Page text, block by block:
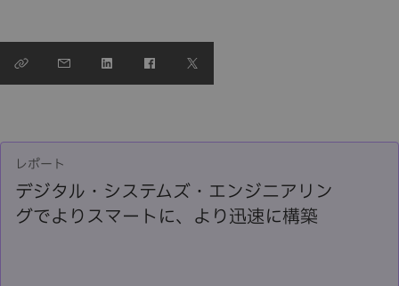
レポート
デジタル・システムズ・エンジニアリン
グでよりスマートに、より迅速に構築